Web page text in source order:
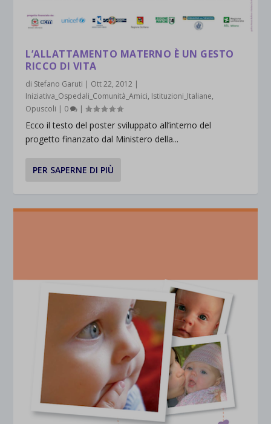
L’ALLATTAMENTO MATERNO È UN GESTO
RICCO DI VITA
di Stefano Garuti | Ott 22, 2012 |
Iniziativa_Ospedali_Comunità_Amici, Istituzioni_Italiane,
Opuscoli | 0 |
Ecco il testo del poster sviluppato all’interno del
progetto finanzato dal Ministero della...
PER SAPERNE DI PIÙ